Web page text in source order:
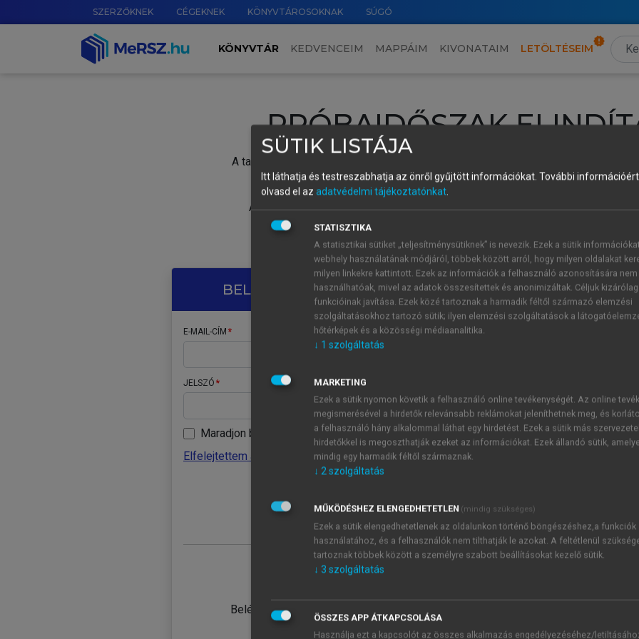
SZERZŐKNEK CÉGEKNEK KÖNYVTÁROSOKNAK SÚGÓ
KÖNYVTÁR KEDVENCEIM MAPPÁIM KIVONATAIM LETÖLTÉSEIM
PRÓBAIDŐSZAK
A tartalom megtekintéséhez lépj be a saját fiókoddal, iskolai azonosítóddal vagy
Új felhasználóként1 óra díjmentes hozzáférésrevagy
A próbaidőszak elindításához,
vagy hozz
A regisztráció után a
BELÉPÉS SAJÁT FIÓKKAL
E-MAIL-CÍM
JELSZÓ
Maradjon belépve
Elfelejtettem a jelszavamat
Belépés intézményi azonosítóval
ÚJ FIÓK
1 óra
JELSZÓ
Kérek értesítést a MeRSZ
Kérek értesítést az
SÜTIK LISTÁJA
Itt láthatja és testreszabhatja az önről gyűjtött információkat. További
olvasd el az adatvédelmi tájékoztatónkat.
STATISZTIKA
A statisztikai sütiket „teljesítménysütiknek” is nevezik. Ezek a sütik
webhely használatának módjáról, többek között arról, hogy milyen oldalakat
milyen linkekre kattintott. Ezek az információk a felhasználó azonosítására nem
használhatóak, mivel az adatok összesítettek és anonimizáltak. Céljuk
funkcióinak javítása. Ezek közé tartoznak a harmadik féltől származó elemzési
szolgáltatásokhoz tartozó sütik; ilyen elemzési szolgáltatások a
hőtérképek és a közösségi médiaanalitika.
↓ 1 szolgáltatás
MARKETING
Ezek a sütik nyomon követik a felhasználó online tevékenységét. Az online
megismerésével a hirdetők relevánsabb reklámokat jeleníthetnek meg, és
a felhasználó hány alkalommal láthat egy hirdetést. Ezek a sütik más
hirdetőkkel is megoszthatják ezeket az információkat. Ezek állandó sütik,
mindig egy harmadik féltől származnak.
↓ 2szolgáltatás
MŰKÖDÉSHEZ ELENGEDHETETLEN (mindig szükséges)
Ezek a sütik elengedhetetlenek az oldalunkon történő böngészéshez,a funkciók
használatához, és a felhasználók nem tilthatják le azokat. A feltétlenül
tartoznak többek között a személyre szabott beállításokat kezelő sütik.
↓ 3 szolgáltatás
ÖSSZES APP ÁTKAPCSOLÁSA
Használja ezt a kapcsolót az összes alkalmazás engedélyezéséhez/